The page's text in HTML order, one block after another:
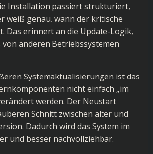
Installation passiert strukturiert,
weiß genau, wann der kritische
Das erinnert an die Update-Logik,
von anderen Betriebssystemen
Systemaktualisierungen ist das
nicht einfach „im
werden. Der Neustart
Schnitt zwischen alter und
Dadurch wird das System im
und besser nachvollziehbar.